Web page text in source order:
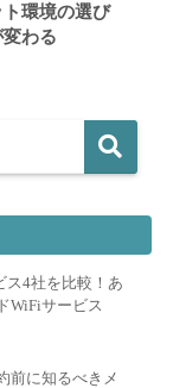
環境の選び
わる
ス4社を比較！あ
WiFiサービス
前に知るべきメ